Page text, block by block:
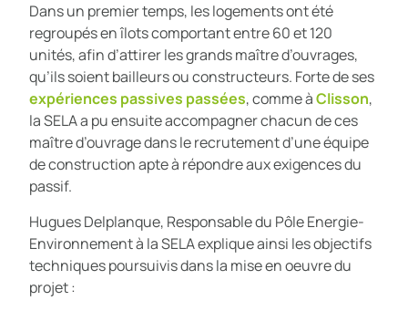
Dans un premier temps, les logements ont été
regroupés en îlots comportant entre 60 et 120
unités, afin d’attirer les grands maître d’ouvrages,
qu’ils soient bailleurs ou constructeurs. Forte de ses
expériences passives passées, comme àClisson,
la SELA a pu ensuite accompagner chacun de ces
maître d’ouvrage dans le recrutement d’une équipe
de construction apte à répondre aux exigences du
passif.
Hugues Delplanque, Responsable du Pôle Energie-
Environnement à la SELA explique ainsi les objectifs
techniques poursuivis dans la mise en oeuvre du
projet :